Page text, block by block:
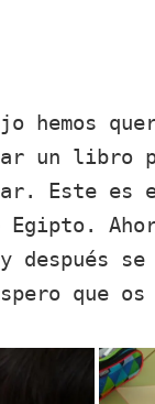
hemos
un libro
Este es
Egipto.
se
que os